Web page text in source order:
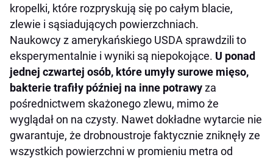
kropelki, które rozpryskują się po całym blacie,
zlewie i sąsiadujących powierzchniach.
Naukowcy z amerykańskiego USDA sprawdzili to
eksperymentalnie i wyniki są niepokojące. U ponad
jednej czwartej osób, które umyły surowe mięso,
bakterie trafiły później na inne potrawyza
pośrednictwem skażonego zlewu, mimo że
wyglądał on na czysty. Nawet dokładne wytarcie nie
gwarantuje, że drobnoustroje faktycznie zniknęły ze
wszystkich powierzchni w promieniu metra od